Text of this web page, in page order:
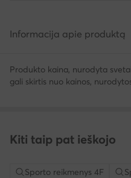
Informacija apie produktą
Produkto kaina, nurodyta
gali skirtis nuo kainos,
Kiti taip pat ieškojo
Sporto reikmenys 4F